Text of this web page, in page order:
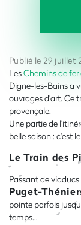
Publié le 29 juillet
LesChemins de fer
Digne-les-Bains a
ouvrages d’art.
provençale.
Une partie de
belle saison : c'est le
Le Train des
Passant de
Puget-
pointe parfois
temps...